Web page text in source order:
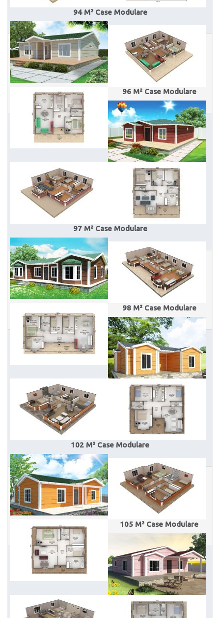
94 M² Case Modulare
96 M² Case Modulare
97 M² Case Modulare
98 M² Case Modulare
102 M² Case Modulare
105 M² Case Modulare